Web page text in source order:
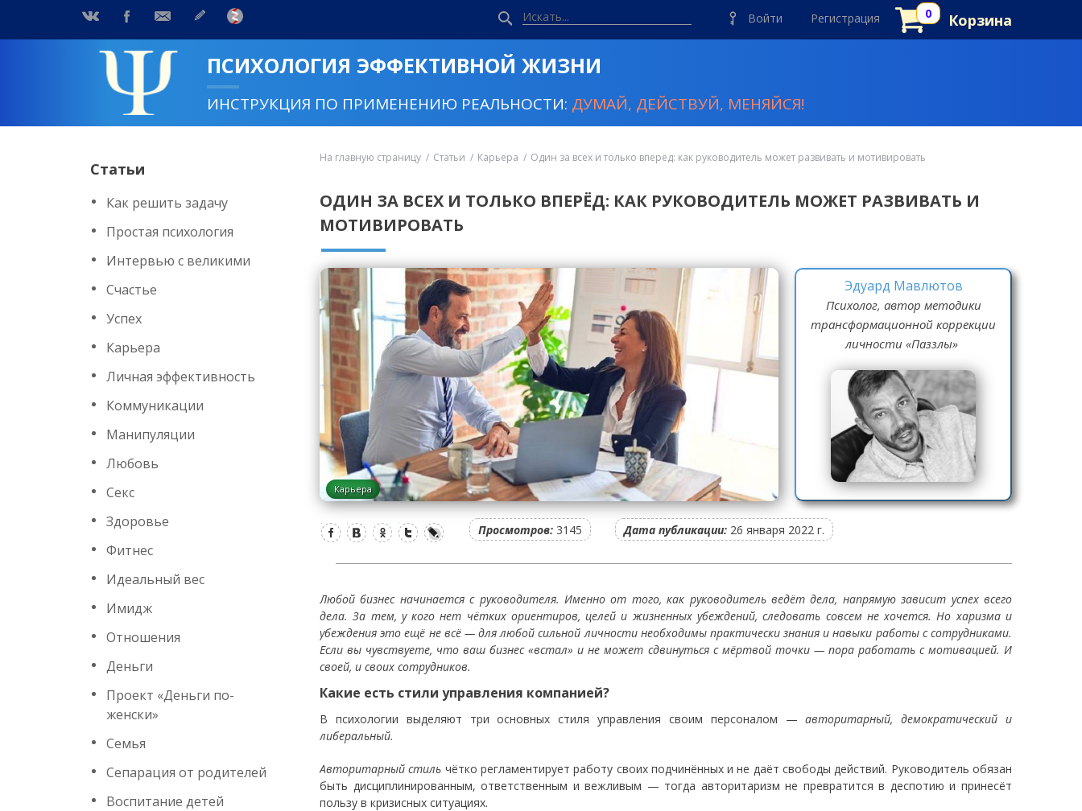
Войти Регистрация Корзина
ПСИХОЛОГИЯ ЭФФЕКТИВНОЙ ЖИЗНИ
ИНСТРУКЦИЯ ПО ПРИМЕНЕНИЮ РЕАЛЬНОСТИ: ДУМАЙ, ДЕЙСТВУЙ, МЕНЯЙСЯ!
Статьи
Как решить задачу
Простая психология
Интервью с великими
Счастье
Успех
Карьера
Личная эффективность
Коммуникации
Манипуляции
Любовь
Секс
Здоровье
Фитнес
Идеальный вес
Имидж
Отношения
Деньги
Проект «Деньги по-
женски»
Семья
Сепарация от родителей
Воспитание детей
На главную страницу Статьи Карьера Один за всех и только вперёд: как руководитель может развивать и мотивировать
ОДИН ЗА ВСЕХ И ТОЛЬКО ВПЕРЁД: КАК РУКОВОДИТЕЛЬ МОЖЕТ РАЗВИВАТЬ И
МОТИВИРОВАТЬ
Карьера
Эдуард Мавлютов
Психолог, автор методики
трансформационной коррекции
личности «Паззлы»
Просмотров: 3145 Дата публикации: 26 января 2022 г.
Любой бизнес начинается с руководителя. Именно от того, как руководитель ведёт дела, напрямую зависит успех всего
дела. За тем, у кого нет чётких ориентиров, целей и жизненных убеждений, следовать совсем не хочется. Но харизма и
убеждения это ещё не всё — для любой сильной личности необходимы практически знания и навыки работы с сотрудниками.
Если вы чувствуете, что ваш бизнес «встал» и не может сдвинуться с мёртвой точки — пора работать с мотивацией. И
своей, и своих сотрудников.
Какие есть стили управления компанией?
В психологии выделяют три основных стиля управления своим персоналом —авторитарный, демократический и
либеральный.
Авторитарный стиль чётко регламентирует работу своих подчинённых и не даёт свободы действий. Руководитель обязан
быть дисциплинированным, ответственным и вежливым — тогда авторитаризм не превратится в деспотию и принесёт
пользу в кризисных ситуациях.